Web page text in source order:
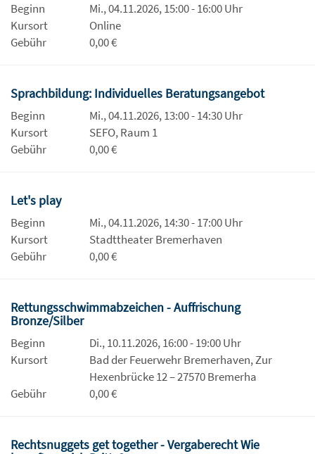
Beginn
Mi., 04.11.2026, 15:00 - 16:00 Uhr
Kursort
Online
Gebühr
0,00 €
Sprachbildung: Individuelles Beratungsangebot
Beginn
Mi., 04.11.2026, 13:00 - 14:30 Uhr
Kursort
SEFO, Raum 1
Gebühr
0,00 €
Let's play
Beginn
Mi., 04.11.2026, 14:30 - 17:00 Uhr
Kursort
Stadttheater Bremerhaven
Gebühr
0,00 €
Rettungsschwimmabzeichen - Auffrischung
Bronze/Silber
Beginn
Di., 10.11.2026, 16:00 - 19:00 Uhr
Kursort
Bad der Feuerwehr Bremerhaven, Zur
Hexenbrücke 12 – 27570 Bremerha
Gebühr
0,00 €
Rechtsnuggets get together - Vergaberecht Wie